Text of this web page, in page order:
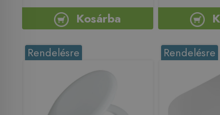
Kosárba
Rendelésre Rendelésre